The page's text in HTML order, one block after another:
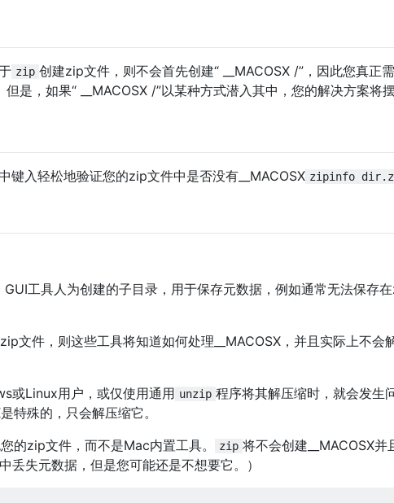
zip 创建zip文件，则不会首先创建“ __MACOSX /”，因此您真正
但是，如果“ __MACOSX /”以某种方式潜入其中，您的解决方案将
键入轻松地验证您的zip文件中是否没有__MACOSX zipinfo
工具人为创建的子目录，用于保存元数据，例如通常无法保存
文件，则这些工具将知道如何处理__MACOSX，并且实际上不会
或Linux用户，或仅使用通用 unzip 程序将其解压缩时，就会发生
特殊的，只会解压缩它。
的zip文件，而不是Mac内置工具。 zip 将不会创建__MACOSX并
丢失元数据，但是您可能还是不想要它。）